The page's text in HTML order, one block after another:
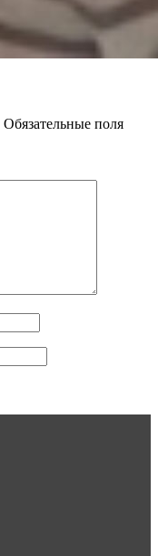
Обязательные поля